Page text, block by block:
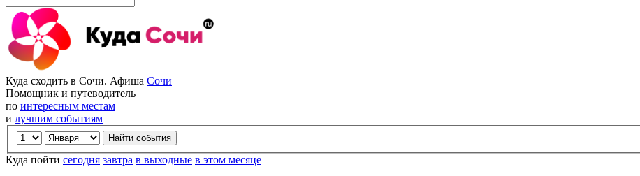
Куда сходить в Сочи. Афиша Сочи
Помощник и путеводитель
по интересным местам
и лучшим событиям
Куда пойти сегодня завтра в выходные в этом месяце